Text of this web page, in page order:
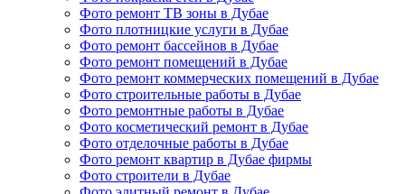
Фото ремонт ТВ зоны в Дубае
Фото плотницкие услуги в Дубае
Фото ремонт бассейнов в Дубае
Фото ремонт помещений в Дубае
Фото ремонт коммерческих помещений в Дубае
Фото строительные работы в Дубае
Фото ремонтные работы в Дубае
Фото косметический ремонт в Дубае
Фото отделочные работы в Дубае
Фото ремонт квартир в Дубае фирмы
Фото строители в Дубае